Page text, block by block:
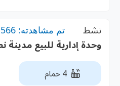
نشط تم مشاهدته: 1566
وحدة إدارية للبيع
4 حمام